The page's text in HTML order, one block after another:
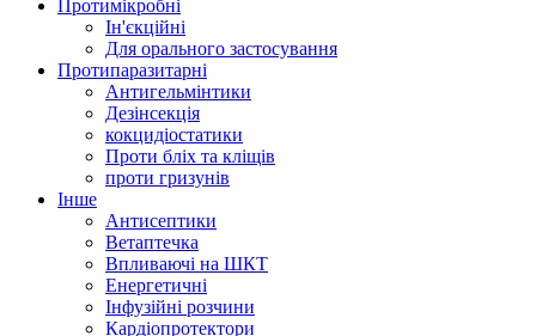
Протимікробні
Ін'єкційні
Для орального застосування
Протипаразитарні
Антигельмінтики
Дезінсекція
кокцидіостатики
Проти бліх та кліщів
проти гризунів
Інше
Антисептики
Ветаптечка
Впливаючі на ШКТ
Енергетичні
Інфузійні розчини
Кардіопротектори